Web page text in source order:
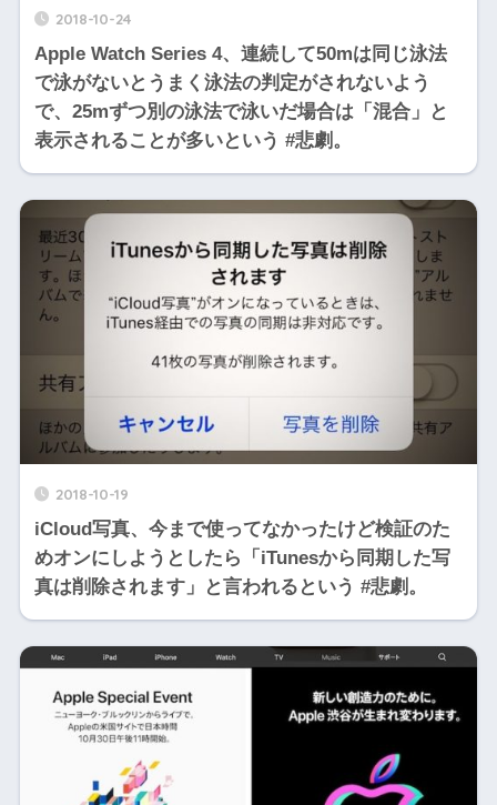
2018-10-24
Apple Watch Series 4、連続して50mは同じ泳法
で泳がないとうまく泳法の判定がされないよう
で、25mずつ別の泳法で泳いだ場合は「混合」と
表示されることが多いという #悲劇。
2018-10-19
iCloud写真、今まで使ってなかったけど検証のた
めオンにしようとしたら「iTunesから同期した写
真は削除されます」と言われるという #悲劇。